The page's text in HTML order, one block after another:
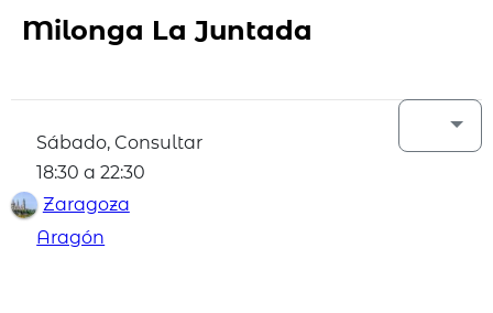
Milonga La Juntada
Sábado, Consultar
18:30 a 22:30
Zaragoza
Aragón